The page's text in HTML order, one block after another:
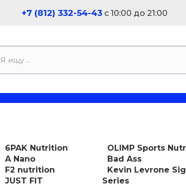
+7 (812) 332-54-43 с 10:00 до 21:00
6PAK Nutrition
A Nano
F2 nutrition
JUST FIT
OLIMP Sports
Bad Ass
Kevin Levrone
Series